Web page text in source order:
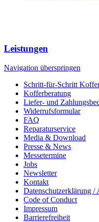
Leistungen
Navigation überspringen
Schritt-für-Schritt
Kofferberatung
Liefer- und
Widerrufsformular
FAQ
Reparaturservice
Media & Download
Presse & News
Messetermine
Jobs
Newsletter
Kontakt
Datenschutzerklärung /
Code of Conduct
Impressum
Barrierefreiheit